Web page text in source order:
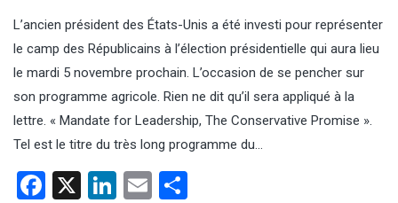
L’ancien président des États-Unis a été investi pour représenter
le camp des Républicains à l’élection présidentielle qui aura lieu
le mardi 5 novembre prochain. L’occasion de se pencher sur
son programme agricole. Rien ne dit qu’il sera appliqué à la
lettre. « Mandate for Leadership, The Conservative Promise ».
Tel est le titre du très long programme du…
Facebook
X LinkedIn
Email